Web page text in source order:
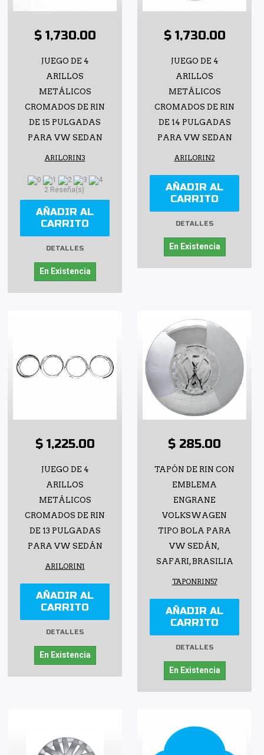
$ 1,730.00
JUEGO DE 4
ARILLOS
METÁLICOS
CROMADOS DE RIN
DE 15 PULGADAS
PARA VW SEDAN
ARILORIN3
2 Reseña(s)
AÑADIR AL
CARRITO
DETALLES
En Existencia
$ 1,730.00
JUEGO DE 4
ARILLOS
METÁLICOS
CROMADOS DE RIN
DE 14 PULGADAS
PARA VW SEDAN
ARILORIN2
AÑADIR AL
CARRITO
DETALLES
En Existencia
$ 1,225.00
JUEGO DE 4
ARILLOS
METÁLICOS
CROMADOS DE RIN
DE 13 PULGADAS
PARA VW SEDÁN
ARILORIN1
AÑADIR AL
CARRITO
DETALLES
En Existencia
$ 285.00
TAPÓN DE RIN CON
EMBLEMA
ENGRANE
VOLKSWAGEN
TIPO BOLA PARA
VW SEDÁN,
SAFARI, BRASILIA
TAPONRIN57
AÑADIR AL
CARRITO
DETALLES
En Existencia